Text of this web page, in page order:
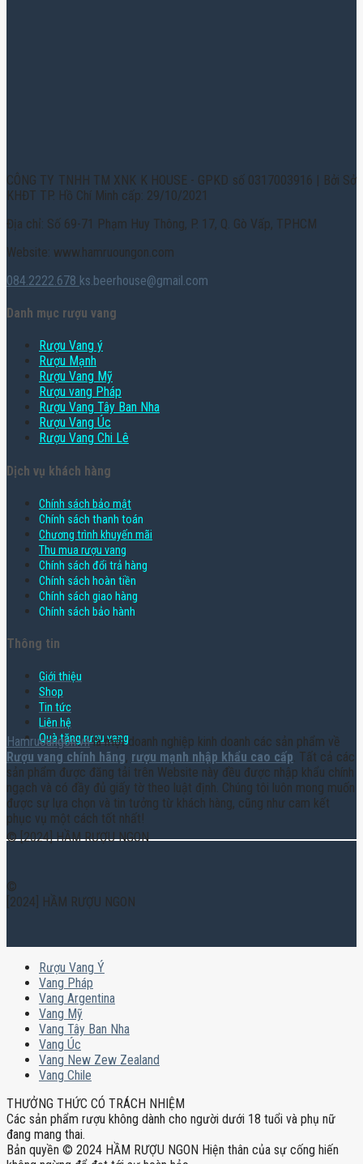
CÔNG TY TNHH TM XNK K HOUSE - GPKD số 0317003916 | Bởi Sở
KHĐT TP. Hồ Chí Minh cấp: 29/10/2021
Địa chỉ: Số 69-71 Phạm Huy Thông, P. 17, Q. Gò Vấp, TPHCM
Website: www.hamruoungon.com
084.2222.678 ks.beerhouse@gmail.com
Danh mục rượu vang
Rượu Vang ý
Rượu Mạnh
Rượu Vang Mỹ
Rượu vang Pháp
Rượu Vang Tây Ban Nha
Rượu Vang Úc
Rượu Vang Chi Lê
Dịch vụ khách hàng
Chính sách bảo mật
Chính sách thanh toán
Chương trình khuyến mãi
Thu mua rượu vang
Chính sách đổi trả hàng
Chính sách hoàn tiền
Chính sách giao hàng
Chính sách bảo hành
Thông tin
Giới thiệu
Shop
Tin tức
Liên hệ
Quà tặng rượu vang
Hamruoungon.vnlà một doanh nghiệp kinh doanh các sản phẩm về
Rượu vang chính hãng, rượu mạnh nhập khẩu cao cấp. Tất cả các
sản phẩm được đăng tải trên Website này đều được nhập khẩu chính
ngạch và có đầy đủ giấy tờ theo luật định. Chúng tôi luôn mong muốn
được sự lựa chọn và tin tưởng từ khách hàng, cũng như cam kết
phục vụ một cách tốt nhất!
© [2024] HẦM RƯỢU NGON
©
[2024] HẦM RƯỢU NGON
Rượu Vang Ý
Vang Pháp
Vang Argentina
Vang Mỹ
Vang Tây Ban Nha
Vang Úc
Vang New Zew Zealand
Vang Chile
THƯỞNG THỨC CÓ TRÁCH NHIỆM
Các sản phẩm rượu không dành cho người dưới 18 tuổi và phụ nữ
đang mang thai.
Bản quyền © 2024 HẦM RƯỢU NGON Hiện thân của sự cống hiến